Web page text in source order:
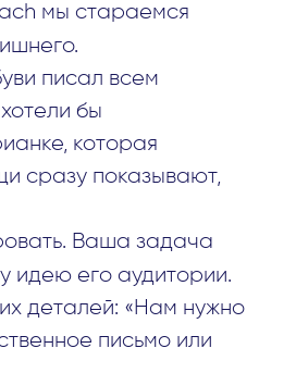
мы стараемся
писал всем
бы
которая
сразу показывают,
Ваша задача
идею его аудитории.
деталей: «Нам нужно
письмо или